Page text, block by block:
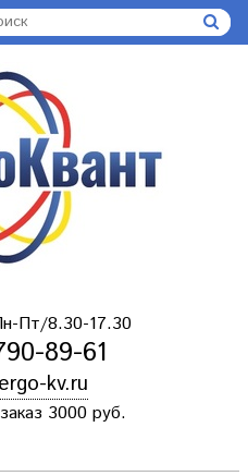
Пт/8.30-17.30
89-61
kv.ru
3000 руб.